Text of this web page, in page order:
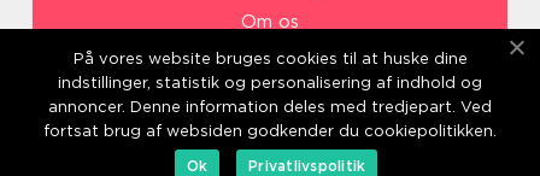
Om os
Cookies
Kontakt os
Sitemap
På vores website bruges cookies til at huske dine
indstillinger, statistik og personalisering af indhold og
annoncer. Denne information deles med tredjepart. Ved
fortsat brug af websiden godkender du cookiepolitikken.
Ok
Privatlivspolitik